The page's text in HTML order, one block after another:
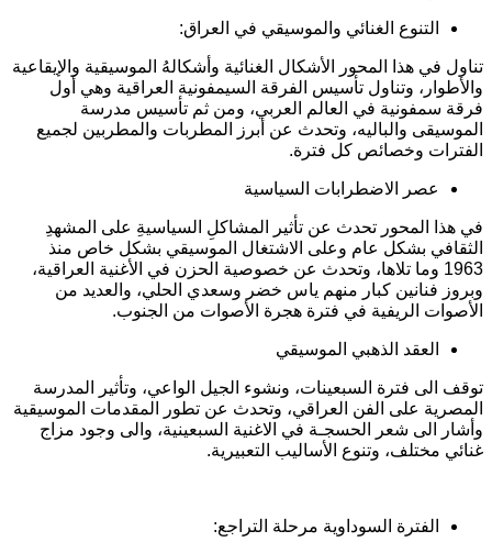
التنوع الغنائي والموسيقي في العراق:
تناول في هذا المحور الأشكال الغنائية وأشكالهُ الموسيقية والإيقاعية
والأطوار، وتناول تأسيس الفرقة السيمفونية العراقية وهي أول
فرقة سمفونية في العالم العربي، ومن ثم تأسيس مدرسة
الموسيقى والباليه، وتحدث عن أبرز المطربات والمطربين لجميع
الفترات وخصائص كل فترة.
عصر الاضطرابات السياسية
في هذا المحور تحدث عن تأثير المشاكلِ السياسيةِ على المشهدِ
الثقافي بشكل عام وعلى الاشتغال الموسيقي بشكل خاص منذ
1963 وما تلاها، وتحدث عن خصوصية الحزن في الأغنية العراقية،
وبروز فنانين كبار منهم ياس خضر وسعدي الحلي، والعديد من
الأصوات الريفية في فترة هجرة الأصوات من الجنوب.
العقد الذهبي الموسيقي
توقف الى فترة السبعينات، ونشوء الجيل الواعي، وتأثير المدرسة
المصرية على الفن العراقي، وتحدث عن تطور المقدمات الموسيقية
وأشار الى شعر الحسجـة في الاغنية السبعينية، والى وجود مزاج
غنائي مختلف، وتنوع الأساليب التعبيرية.
الفترة السوداوية مرحلة التراجع: